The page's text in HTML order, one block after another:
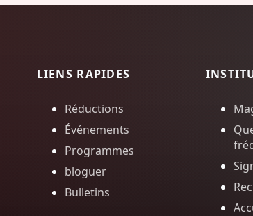
LIENS RAPIDES
Réductions
Événements
Programmes
bloguer
Bulletins